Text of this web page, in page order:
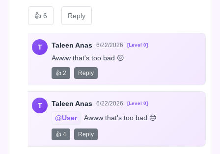
👍 6 Reply
T Taleen Anas 6/22/2026 [Level 0]
Awww that's too bad 😔
👍 2 Reply
T Taleen Anas 6/22/2026 [Level 0]
@User Awww that's too bad 😔
👍 4 Reply